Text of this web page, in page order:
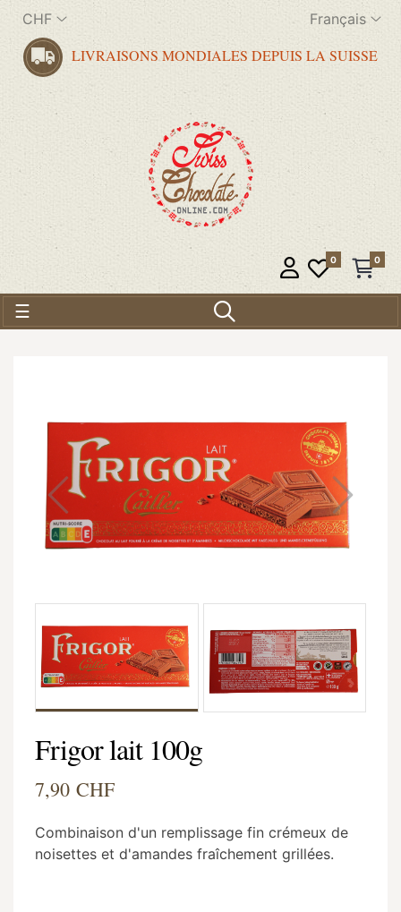
CHF Français
LIVRAISONS MONDIALES DEPUIS LA SUISSE
0 0
Basculer la navigation
☰
Frigor lait 100g
7,90 CHF
Combinaison d'un remplissage fin crémeux de
noisettes et d'amandes fraîchement grillées.